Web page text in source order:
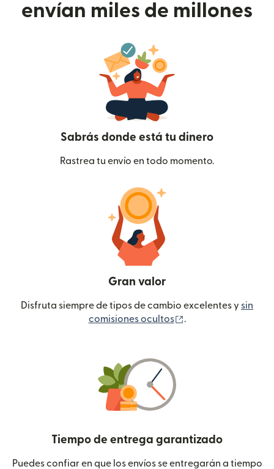
envían miles de millones
Sabrás donde está tu dinero
Rastrea tu envío en todo momento.
Gran valor
Disfruta siempre de tipos de cambio excelentes y sin
comisiones ocultos
.
Tiempo de entrega garantizado
Puedes confiar en que los envíos se entregarán a tiempo